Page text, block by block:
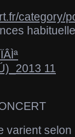
category/
varient